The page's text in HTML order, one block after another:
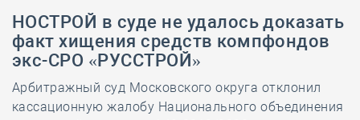
НОСТРОЙ в суде не удалось доказать
факт хищения средств компфондов
экс-СРО «РУССТРОЙ»
Арбитражный суд Московского округа отклонил
кассационную жалобу Национального объединения